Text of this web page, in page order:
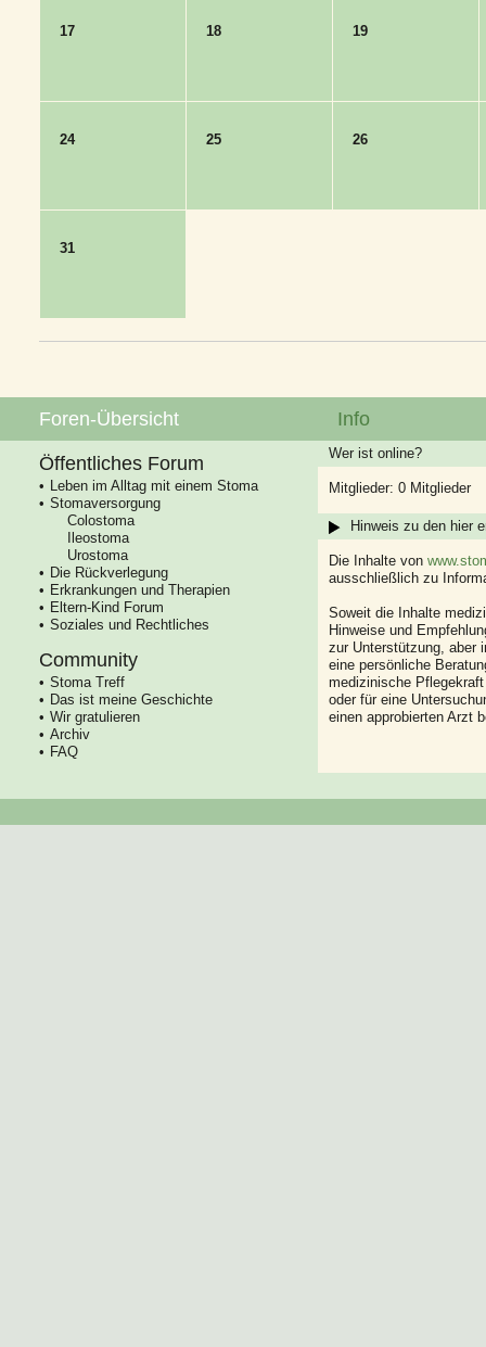
17 18 19
24 25 26
31
Foren-Übersicht
Öffentliches Forum
Leben im Alltag mit einem Stoma
Stomaversorgung
Colostoma
Ileostoma
Urostoma
Die Rückverlegung
Erkrankungen und Therapien
Eltern-Kind Forum
Soziales und Rechtliches
Community
Stoma Treff
Das ist meine Geschichte
Wir gratulieren
Archiv
FAQ
Info
Wer ist online?
Mitglieder: 0 Mitglieder
Hinweis zu den hier
Die Inhalte von
ausschließlich zu
Soweit die Inhalte
Hinweise und
zur Unterstützung, aber
eine persönliche
medizinische
oder für eine
einen approbierten Arzt